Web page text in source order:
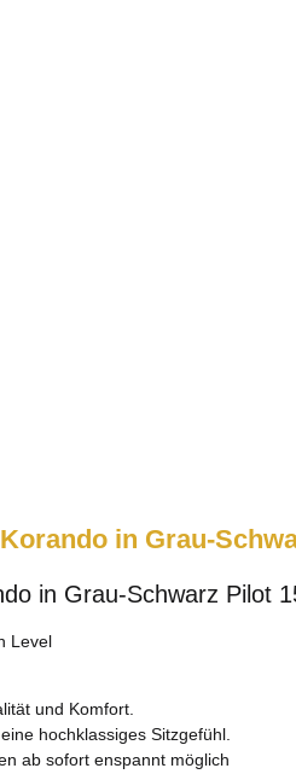
in Grau-
in Grau-Schwarz Pilot
Level
und Komfort.
hochklassiges Sitzgefühl.
ab sofort enspannt möglich